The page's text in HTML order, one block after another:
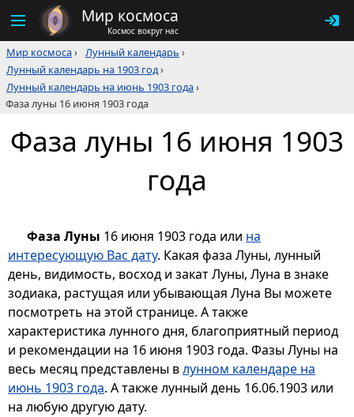
Мир космоса
Космос вокруг нас
Мир космоса› Лунный календарь ›
Лунный календарь на 1903 год›
Лунный календарь на июнь 1903 года›
Фаза луны 16 июня 1903 года
Фаза луны 16 июня 1903
года
Фаза Луны 16 июня 1903 года или на
интересующую Вас дату. Какая фаза Луны, лунный
день, видимость, восход и закат Луны, Луна в знаке
зодиака, растущая или убывающая Луна Вы можете
посмотреть на этой странице. А также
характеристика лунного дня, благоприятный период
и рекомендации на 16 июня 1903 года. Фазы Луны на
весь месяц представлены влунном календаре на
июнь 1903 года. А также лунный день 16.06.1903 или
на любую другую дату.